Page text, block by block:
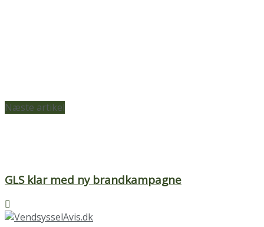
Næste artikel
GLS klar med ny brandkampagne